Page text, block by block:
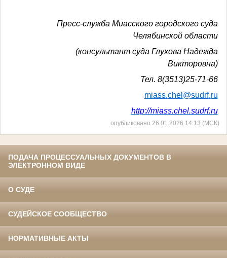
Пресс-служба Миасского городского суда
Челябинской области
(консультант суда Глухова Надежда
Викторовна)
Тел. 8(3513)25-71-66
miass.chel @sudrf.ru
http://miass.chel.sudrf.ru
опубликовано 26.01.2026 14:13 (МСК)
ПОДАЧА ПРОЦЕССУАЛЬНЫХ ДОКУМЕНТОВ В
ЭЛЕКТРОННОМ ВИДЕ
О СУДЕ
СУДЕЙСКОЕ СООБЩЕСТВО
НОРМАТИВНЫЕ АКТЫ